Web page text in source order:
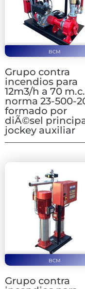
BCM
Grupo contra
incendios para
12m3/h a 70
norma 23-500-
formado por
diÃ©sel
jockey auxiliar
BCM
Grupo contra